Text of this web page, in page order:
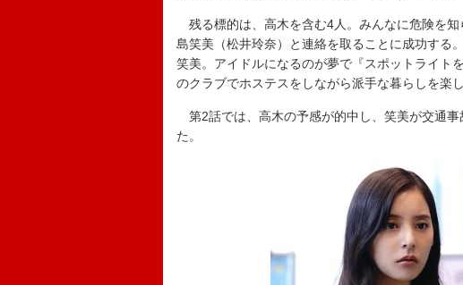
残る標的は、高木を含む4人。みんなに危険を
島笑美（松井玲奈）と連絡を取ることに成功する
笑美。アイドルになるのが夢で『スポットライト
のクラブでホステスをしながら派手な暮らしを楽
第2話では、高木の予感が的中し、笑美が交通
た。